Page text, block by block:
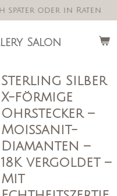
Salon
später oder in Raten
Sterling Silber
X-förmige
Ohrstecker –
Moissanit-
Diamanten –
18K vergoldet –
Mit